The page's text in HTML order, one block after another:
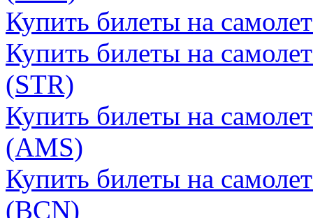
Купить билеты на
Купить билеты на
(STR)
Купить билеты на
(AMS)
Купить билеты на
(BCN)